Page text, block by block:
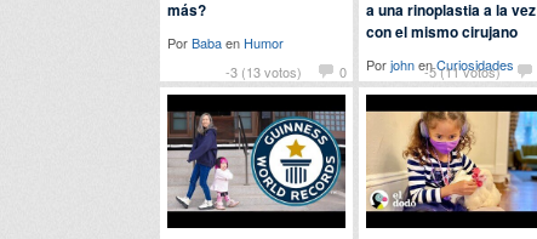
-3 (13 votos) 0
más?
PorBabaen Humor
-5 (11 votos)
a una rinoplastia a la vez
con el mismo cirujano
PorjohnenCuriosidades